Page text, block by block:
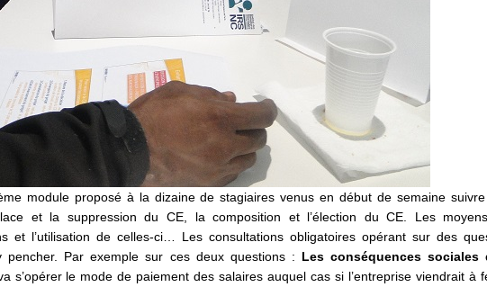
module proposé à la dizaine de stagiaires venus en début de semaine
et la suppression du CE, la composition et l’élection du CE. Les
et l’utilisation de celles-ci… Les consultations obligatoires opérant sur des
Par exemple sur ces deux questions : Les conséquences sociales
s’opérer le mode de paiement des salaires auquel cas si l’entreprise viendrait à